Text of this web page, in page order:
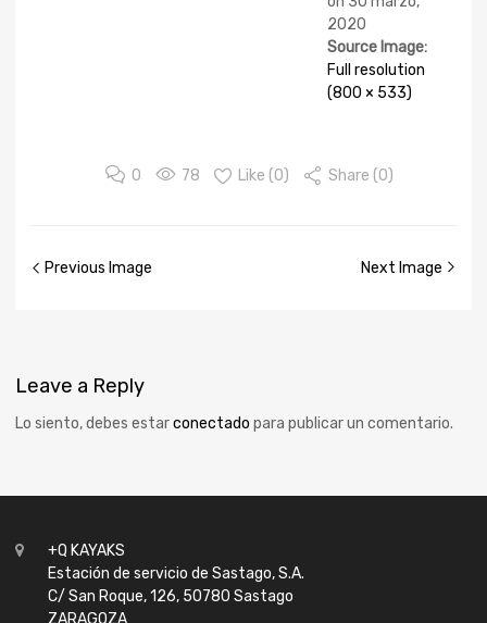
2020
Source Image:
Full resolution
(800 × 533)
0 78 Like (0) Share (0)
Previous Image Next Image
Leave a Reply
Lo siento, debes estarconectado para publicar un comentario.
+Q KAYAKS
Estación de servicio de Sastago, S.A.
C/ San Roque, 126, 50780 Sastago